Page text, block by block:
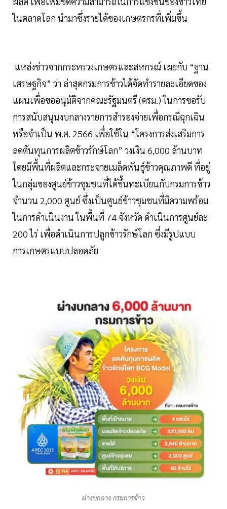
ในตลาดโลก นำมาซึ่งรายได้ของเกษตรกรที่เพิ่มขึ้น
แหล่งข่าวจากกระทรวงเกษตรและสหกรณ์ เผยกับ “ฐาน
เศรษฐกิจ” ว่า ล่าสุดกรมการข้าวได้จัดทำรายละเอียดของ
แผนเพื่อขออนุมัติจากคณะรัฐมนตรี (ครม.) ในการขอรับ
การสนับสนุนงบกลางรายการสำรองจ่ายเพื่อกรณีฉุกเฉิน
หรือจำเป็น พ.ศ. 2566 เพื่อใช้ใน “โครงการส่งเสริมการ
ลดต้นทุนการผลิตข้าวรักษ์โลก” วงเงิน 6,000 ล้านบาท
โดยมีพื้นที่ผลิตและกระจายเมล็ดพันธุ์ข้าวคุณภาพดี ที่อยู่
ในกลุ่มของศูนย์ข้าวชุมชนที่ได้ขึ้นทะเบียนกับกรมการข้าว
จำนวน 2,000 ศูนย์ ซึ่งเป็นศูนย์ข้าวชุมชนที่มีความพร้อม
ในการดำเนินงาน ในพื้นที่ 74 จังหวัด ดำเนินการศูนย์ละ
200 ไร่ เพื่อดำเนินการปลูกข้าวรักษ์โลก ซึ่งมีรูปแบบ
การเกษตรแบบปลอดภัย
ผ่างบกลาง กรมการข้าว